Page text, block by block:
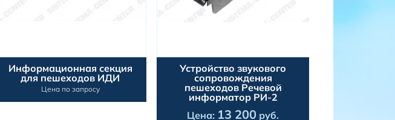
Информационная секция
для пешеходов ИДИ
Цена по запросу
Устройство звукового
сопровождения
пешеходов Речевой
информатор РИ-2
Цена: 13 200 руб.